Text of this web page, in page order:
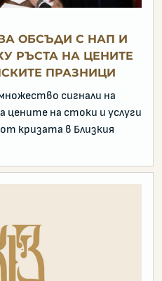
ОБСЪДИ С НАП И
РЪСТА НА ЦЕНИТЕ
ПРАЗНИЦИ
сигнали на
цените на стоки и услуги
кризата в Близкия